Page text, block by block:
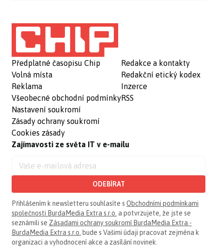
Předplatné časopisu Chip
Volná místa
Reklama
Všeobecné obchodní podmínky
Nastavení soukromí
Zásady ochrany soukromí
Cookies zásady
Redakce a kontakty
Redakční etický kodex
Inzerce
RSS
Zajímavosti ze světa IT v e-mailu
ODEBÍRAT
Přihlášením k newsletteru souhlasíte s Obchodními podmínkami
společnosti BurdaMedia Extra s.r.o. a potvrzujete, že jste se
seznámili se Zásadami ochrany soukromí BurdaMedia Extra -
BurdaMedia Extra s.r.o. bude s Vašimi údaji pracovat zejména k
organizaci a vyhodnocení akce a zasílání novinek.